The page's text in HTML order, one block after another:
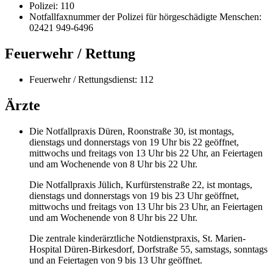
Polizei: 110
Notfallfaxnummer der Polizei für hörgeschädigte Menschen:
02421 949-6496
Feuerwehr / Rettung
Feuerwehr / Rettungsdienst: 112
Ärzte
Die Notfallpraxis Düren, Roonstraße 30, ist montags,
dienstags und donnerstags von 19 Uhr bis 22 geöffnet,
mittwochs und freitags von 13 Uhr bis 22 Uhr, an Feiertagen
und am Wochenende von 8 Uhr bis 22 Uhr.
Die Notfallpraxis Jülich, Kurfürstenstraße 22, ist montags,
dienstags und donnerstags von 19 bis 23 Uhr geöffnet,
mittwochs und freitags von 13 Uhr bis 23 Uhr, an Feiertagen
und am Wochenende von 8 Uhr bis 22 Uhr.
Die zentrale kinderärztliche Notdienstpraxis, St. Marien-
Hospital Düren-Birkesdorf, Dorfstraße 55, samstags, sonntags
und an Feiertagen von 9 bis 13 Uhr geöffnet.